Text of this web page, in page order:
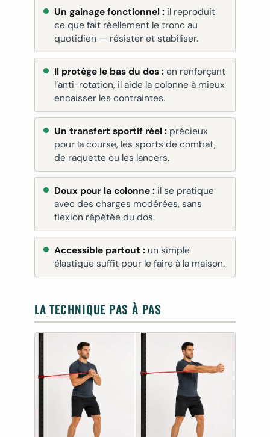
Un gainage fonctionnel :il reproduit
ce que fait réellement le tronc au
quotidien — résister et stabiliser.
Il protège le bas du dos :en renforçant
l’anti-rotation, il aide la colonne à mieux
encaisser les contraintes.
Un transfert sportif réel :précieux
pour la course, les sports de combat,
de raquette ou les lancers.
Doux pour la colonne :il se pratique
avec des charges modérées, sans
flexion répétée du dos.
Accessible partout :un simple
élastique suffit pour le faire à la maison.
LA TECHNIQUE PAS À PAS